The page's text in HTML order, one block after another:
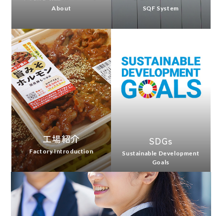
About SQF System
工場紹介
Factory Introduction
SDGs
Sustainable Development
Goals